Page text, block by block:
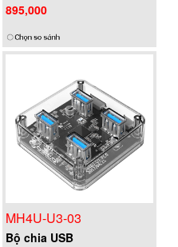
895,000
MH4U-U3-03
Bộ chia USB